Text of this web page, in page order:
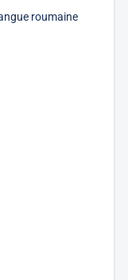
roumaine